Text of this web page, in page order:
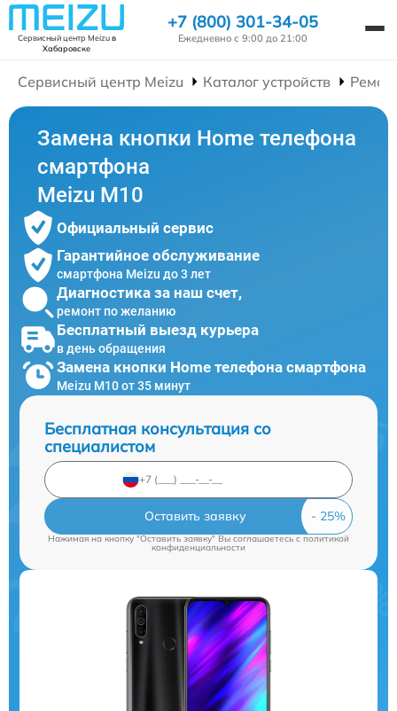
Сервисный центр Meizuв
Хабаровске
+7 (800) 301-34-05
Ежедневно с 9:00 до 21:00
Сервисный центр Meizu Каталог устройств
Замена кнопки Home телефона
смартфона
Meizu M10
Официальный сервис
Гарантийное обслуживание
смартфона Meizu до 3 лет
Диагностика за наш счет,
ремонт по желанию
Бесплатный выезд курьера
в день обращения
Замена кнопки Home телефона смартфона
Meizu M10 от 35 минут
Бесплатная консультация со
специалистом
Оставить заявку
Нажимая на кнопку "Оставить заявку" Вы соглашаетесь cполитикой
конфиденциальности